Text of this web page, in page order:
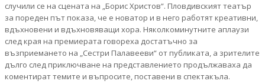
случили се на сцената на „Борис Христов“. Пловдивският театър
за пореден път показа, че е новатор и в него работят креативни,
вдъхновени и вдъхновяващи хора. Няколкоминутните аплаузи
след края на премиерата говореха достатъчно за
възприемането на „Сестри Палавееви“ от публиката, а зрителите
дълго след приключване на представлението продължаваха да
коментират темите и въпросите, поставени в спектакъла.